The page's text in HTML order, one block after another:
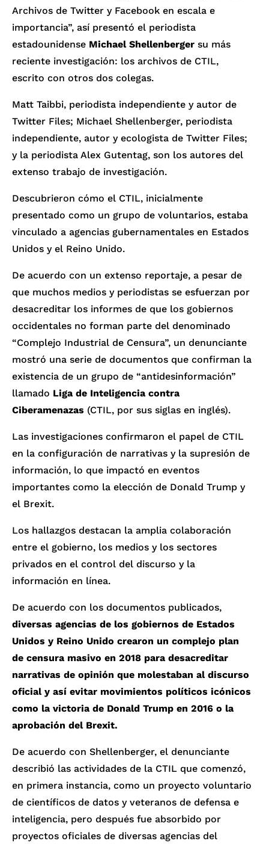
Archivos de Twitter y Facebook en escala e
importancia”, así presentó el periodista
estadounidense Michael Shellenberger su más
reciente investigación: los archivos de CTIL,
escrito con otros dos colegas.
Matt Taibbi, periodista independiente y autor de
Twitter Files; Michael Shellenberger, periodista
independiente, autor y ecologista de Twitter Files;
y la periodista Alex Gutentag, son los autores del
extenso trabajo de investigación.
Descubrieron cómo el CTIL, inicialmente
presentado como un grupo de voluntarios, estaba
vinculado a agencias gubernamentales en Estados
Unidos y el Reino Unido.
De acuerdo con un extenso reportaje, a pesar de
que muchos medios y periodistas se esfuerzan por
desacreditar los informes de que los gobiernos
occidentales no forman parte del denominado
“Complejo Industrial de Censura”, un denunciante
mostró una serie de documentos que confirman la
existencia de un grupo de “antidesinformación”
llamado Liga de Inteligencia contra
Ciberamenazas (CTIL, por sus siglas en inglés).
Las investigaciones confirmaron el papel de CTIL
en la configuración de narrativas y la supresión de
información, lo que impactó en eventos
importantes como la elección de Donald Trump y
el Brexit.
Los hallazgos destacan la amplia colaboración
entre el gobierno, los medios y los sectores
privados en el control del discurso y la
información en línea.
De acuerdo con los documentos publicados,
diversas agencias de los gobiernos de Estados
Unidos y Reino Unido crearon un complejo plan
de censura masivo en 2018 para desacreditar
narrativas de opinión que molestaban al discurso
oficial y así evitar movimientos políticos icónicos
como la victoria de Donald Trump en 2016 o la
aprobación del Brexit.
De acuerdo con Shellenberger, el denunciante
describió las actividades de la CTIL que comenzó,
en primera instancia, como un proyecto voluntario
de científicos de datos y veteranos de defensa e
inteligencia, pero después fue absorbido por
proyectos oficiales de diversas agencias del